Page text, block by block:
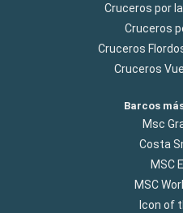
Cruceros por
Cruceros
Cruceros
Cruceros
Barcos
Msc
Costa
MSC
MSC
Icon of